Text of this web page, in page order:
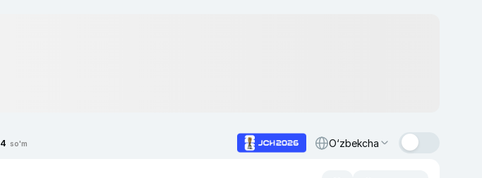
so'm O‘zbekcha